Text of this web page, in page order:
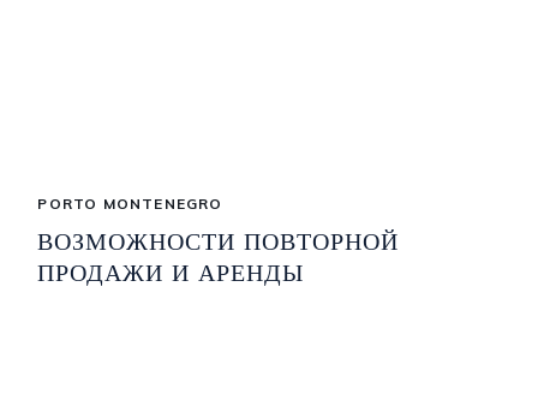
PORTO MONTENEGRO
ВОЗМОЖНОСТИ ПОВТОРНОЙ
ПРОДАЖИ И АРЕНДЫ